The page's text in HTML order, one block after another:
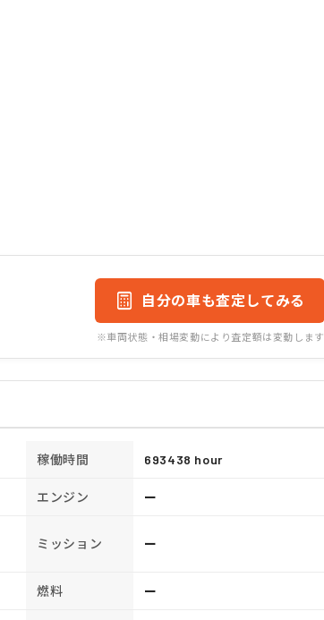
自分の車も査定してみる
※車両状態・相場変動により査定額は変動します
稼働時間 693438 hour
エンジン ー
ミッション ー
燃料 ー